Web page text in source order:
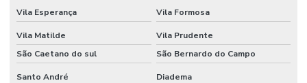
Vila Esperança Vila Formosa
Vila Matilde
Vila Prudente
São Caetano do sul
São Bernardo do Campo
Santo André Diadema